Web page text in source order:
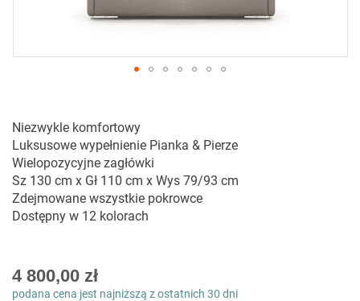
początek
galerii
Niezwykle komfortowy
Luksusowe wypełnienie Pianka & Pierze
Wielopozycyjne zagłówki
Sz 130 cm x Gł 110 cm x Wys 79/93 cm
Zdejmowane wszystkie pokrowce
Dostępny w 12 kolorach
As
low
4 800,00 zł
podana cena jest najniższą z ostatnich 30 dni